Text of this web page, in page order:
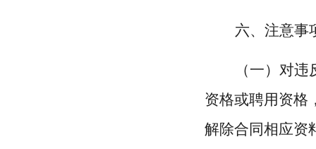
六、注意事
（一）对
资格或聘用资格
解除合同相应资